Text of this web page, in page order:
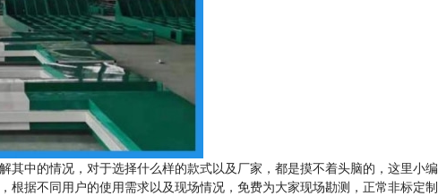
其中的情况，对于选择什么样的款式以及厂家，都是摸不着头脑的，这里小编
据不同用户的使用需求以及现场情况，免费为大家现场勘测，正常非标定制